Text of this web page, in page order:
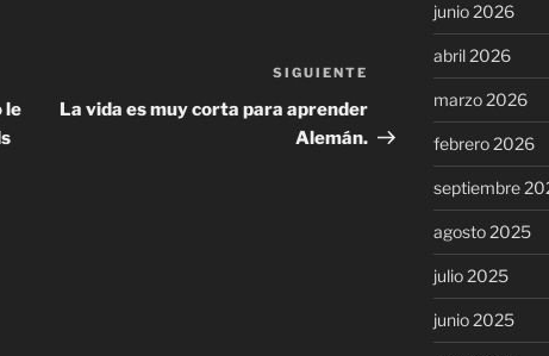
le
Siguiente
entrada
SIGUIENTE
La vida es muy corta para aprender
Alemán.
junio 2026
abril 2026
marzo 2026
febrero 2026
septiembre
agosto 2025
julio 2025
junio 2025